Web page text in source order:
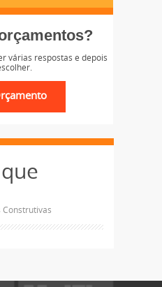
várias respostas e depois
Construtivas